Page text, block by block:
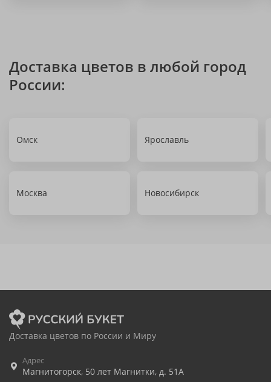
Доставка цветов в любой город
России:
Омск Ярославль
Москва Новосибирск
Доставка цветов по России и Миру
Адрес
Магнитогорск, 50 лет Магнитки, д. 51А